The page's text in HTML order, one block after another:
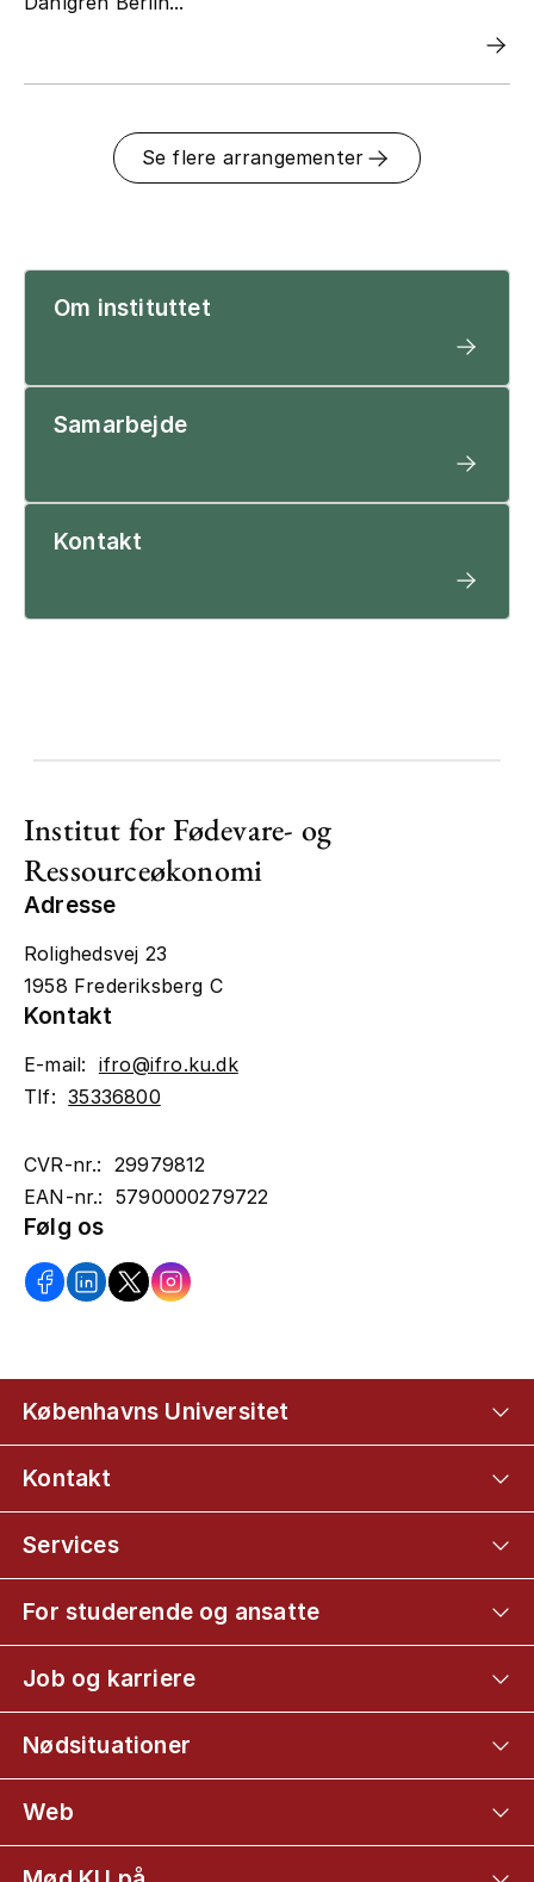
Se flere arrangementer
Om instituttet
Samarbejde
Kontakt
Institut for Fødevare- og
Ressourceøkonomi
Adresse
Rolighedsvej 23
1958 Frederiksberg C
Kontakt
E-mail: ifro@ifro.ku.dk
Tlf:35336800
CVR-nr.: 29979812
EAN-nr.: 5790000279722
Følg os
Københavns Universitet
Kontakt
Services
For studerende og ansatte
Job og karriere
Nødsituationer
Web